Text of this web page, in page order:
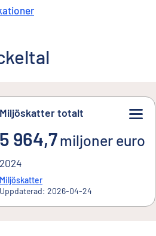
Miljöskatter totalt
5 964,7miljoner euro
5 964,7miljoner euro
2024
Miljöskatter
Uppdaterad: 2026-04-24